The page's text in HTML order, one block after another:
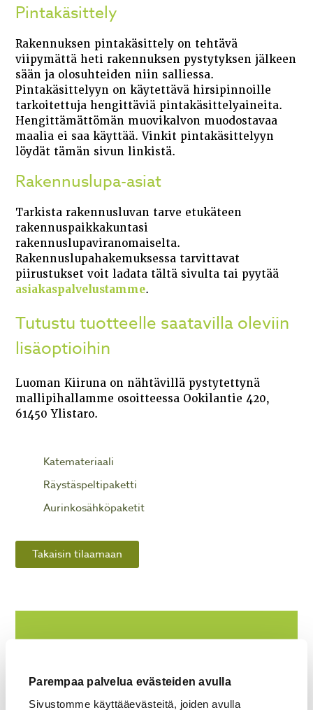
Parempaa palvelua evästeiden avulla
Sivustomme käyttääevästeitä, joiden avulla
Pintakäsittely
Rakennuksen pintakäsittely on tehtävä
viipymättä heti rakennuksen pystytyksen jälkeen
sään ja olosuhteiden niin salliessa.
Pintakäsittelyyn on käytettävä hirsipinnoille
tarkoitettuja hengittäviä pintakäsittelyaineita.
Hengittämättömän muovikalvon muodostavaa
maalia ei saa käyttää. Vinkit pintakäsittelyyn
löydät tämän sivun linkistä.
Rakennuslupa-asiat
Tarkista rakennusluvan tarve etukäteen
rakennuspaikkakuntasi
rakennuslupaviranomaiselta.
Rakennuslupahakemuksessa tarvittavat
piirustukset voit ladata tältä sivulta tai pyytää
asiakaspalvelustamme.
Tutustu tuotteelle saatavilla oleviin
lisäoptioihin
Luoman Kiiruna on nähtävillä pystytettynä
mallipihallamme osoitteessa Ookilantie 420,
61450 Ylistaro.
Katemateriaali
Räystäspeltipaketti
Aurinkosähköpaketit
Takaisin tilaamaan
LATAA TÄSTÄ PERUSTUSOHJE >